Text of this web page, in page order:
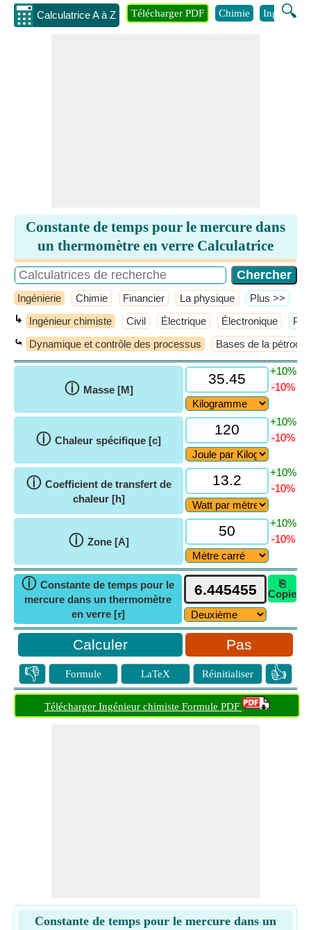
Calculatrice A à Z 🔍
Télécharger PDF Chimie Ingénierie
Constante de temps pour le mercure dans
un thermomètre en verre Calculatrice
Ingénierie Chimie Financier La physique ​Plus >>
↳ Ingénieur chimiste Civil Électrique Électronique
⤿ Dynamique et contrôle des processus Bases de la
ⓘ Masse [M]
+10%
-10%
ⓘ Chaleur spécifique [c]
+10%
-10%
ⓘ Coefficient de transfert de
chaleur [h]
+10%
-10%
ⓘ Zone [A]
+10%
-10%
ⓘ Constante de temps pour le
mercure dans un thermomètre
en verre [𝜏]
⎘
Copie
Pas
👎 Formule LaTeX Réinitialiser 👍
Télécharger Ingénieur chimiste Formule PDF
Constante de temps pour le mercure dans un